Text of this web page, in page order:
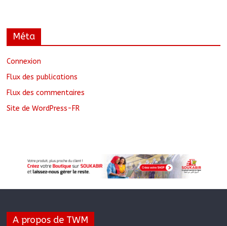
Méta
Connexion
Flux des publications
Flux des commentaires
Site de WordPress-FR
A propos de TWM